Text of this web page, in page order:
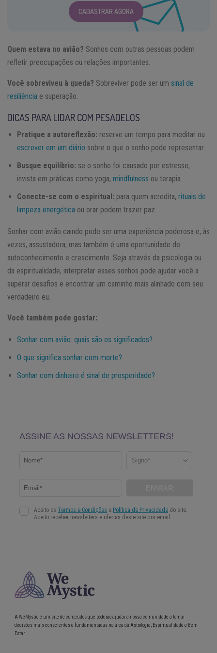
CADASTRAR AGORA
Quem estava no avião? Sonhos com outras pessoas podem
refletir preocupações ou relações importantes.
Você sobreviveu à queda? Sobreviver pode ser um sinal de
resiliência e superação.
DICAS PARA LIDAR COM PESADELOS
Pratique a autoreflexão: reserve um tempo para meditar ou
escrever em um diário sobre o que o sonho pode representar.
Busque equilíbrio: se o sonho foi causado por estresse,
invista em práticas como yoga, mindfulness ou terapia.
Conecte-se com o espiritual: para quem acredita, rituais de
limpeza energética ou orar podem trazer paz.
Sonhar com avião caindo pode ser uma experiência poderosa e, às
vezes, assustadora, mas também é uma oportunidade de
autoconhecimento e crescimento. Seja através da psicologia ou
da espiritualidade, interpretar esses sonhos pode ajudar você a
superar desafios e encontrar um caminho mais alinhado com seu
verdadeiro eu.
Você também pode gostar:
Sonhar com avião: quais são os significados?
O que significa sonhar com morte?
Sonhar com dinheiro é sinal de prosperidade?
A WeMystic é um site de conteúdos que poderão ajudar a nossa comunidade a tomar
decisões mais conscientes e fundamentadas na área da Astrologia, Espiritualidade e Bem-
Estar.